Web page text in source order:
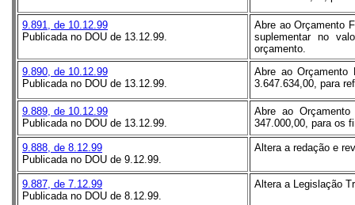
9.891, de 10.12.99
Publicada no DOU de 13.12.99.
Abre ao Orçamento
suplementar no
orçamento.
9.890, de 10.12.99
Publicada no DOU de 13.12.99.
Abre ao
3.647.634,00, para
9.889, de 10.12.99
Publicada no DOU de 13.12.99.
Abre ao
347.000,00, para os
9.888, de 8.12.99
Publicada no DOU de 9.12.99.
Altera a redação e
9.887, de 7.12.99
Publicada no DOU de 8.12.99.
Altera a Legislação